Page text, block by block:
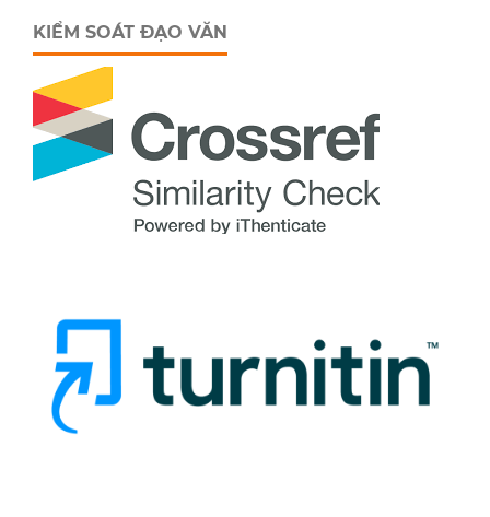
KIỂM SOÁT ĐẠO VĂN